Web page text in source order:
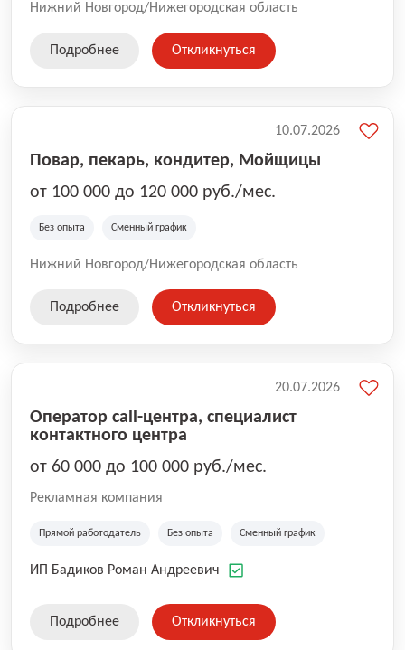
Нижний Новгород/Нижегородская область
Подробнее Откликнуться
Повар, пекарь, кондитер, Мойщицы
от 100 000 до 120 000 руб./мес.
Без опыта Сменный график
Нижний Новгород/Нижегородская область
10.07.2026
Подробнее Откликнуться
Оператор call-центра, специалист
контактного центра
от 60 000 до 100 000 руб./мес.
Рекламная компания
Прямой работодатель Без опыта Сменный график
ИП Бадиков Роман Андреевич
20.07.2026
Подробнее Откликнуться